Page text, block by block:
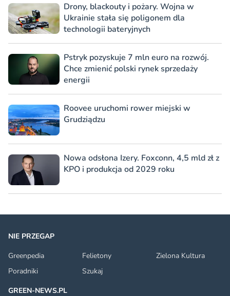
Drony, blackouty i pożary. Wojna w
Ukrainie stała się poligonem dla
technologii bateryjnych
Pstryk pozyskuje 7 mln euro na rozwój.
Chce zmienić polski rynek sprzedaży
energii
Roovee uruchomi rower miejski w
Grudziądzu
Nowa odsłona Izery. Foxconn, 4,5 mld zł z
KPO i produkcja od 2029 roku
NIE PRZEGAP
Greenpedia
Felietony
Zielona Kultura
Poradniki
Szukaj
GREEN-NEWS.PL